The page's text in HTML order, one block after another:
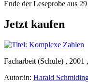
Ende der Leseprobe aus
Jetzt kaufen
Facharbeit (Schule) , 2001
Autor:in: Harald